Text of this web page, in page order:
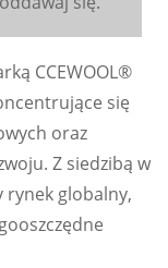
CCEWOOL®
się
oraz
Z siedzibą w
rynek globalny,